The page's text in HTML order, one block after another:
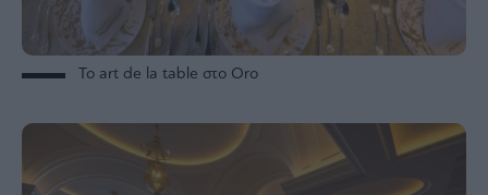
Το art de la table στο Oro